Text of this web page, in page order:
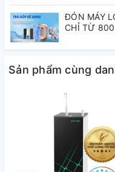
2. Đặc điểm
lọc nước
LIVOTEC 630
2.1 Có 3 chế
Nguội tiện lợi
ĐÓN MÁY
CHỈ TỪ
Sản phẩm cùng